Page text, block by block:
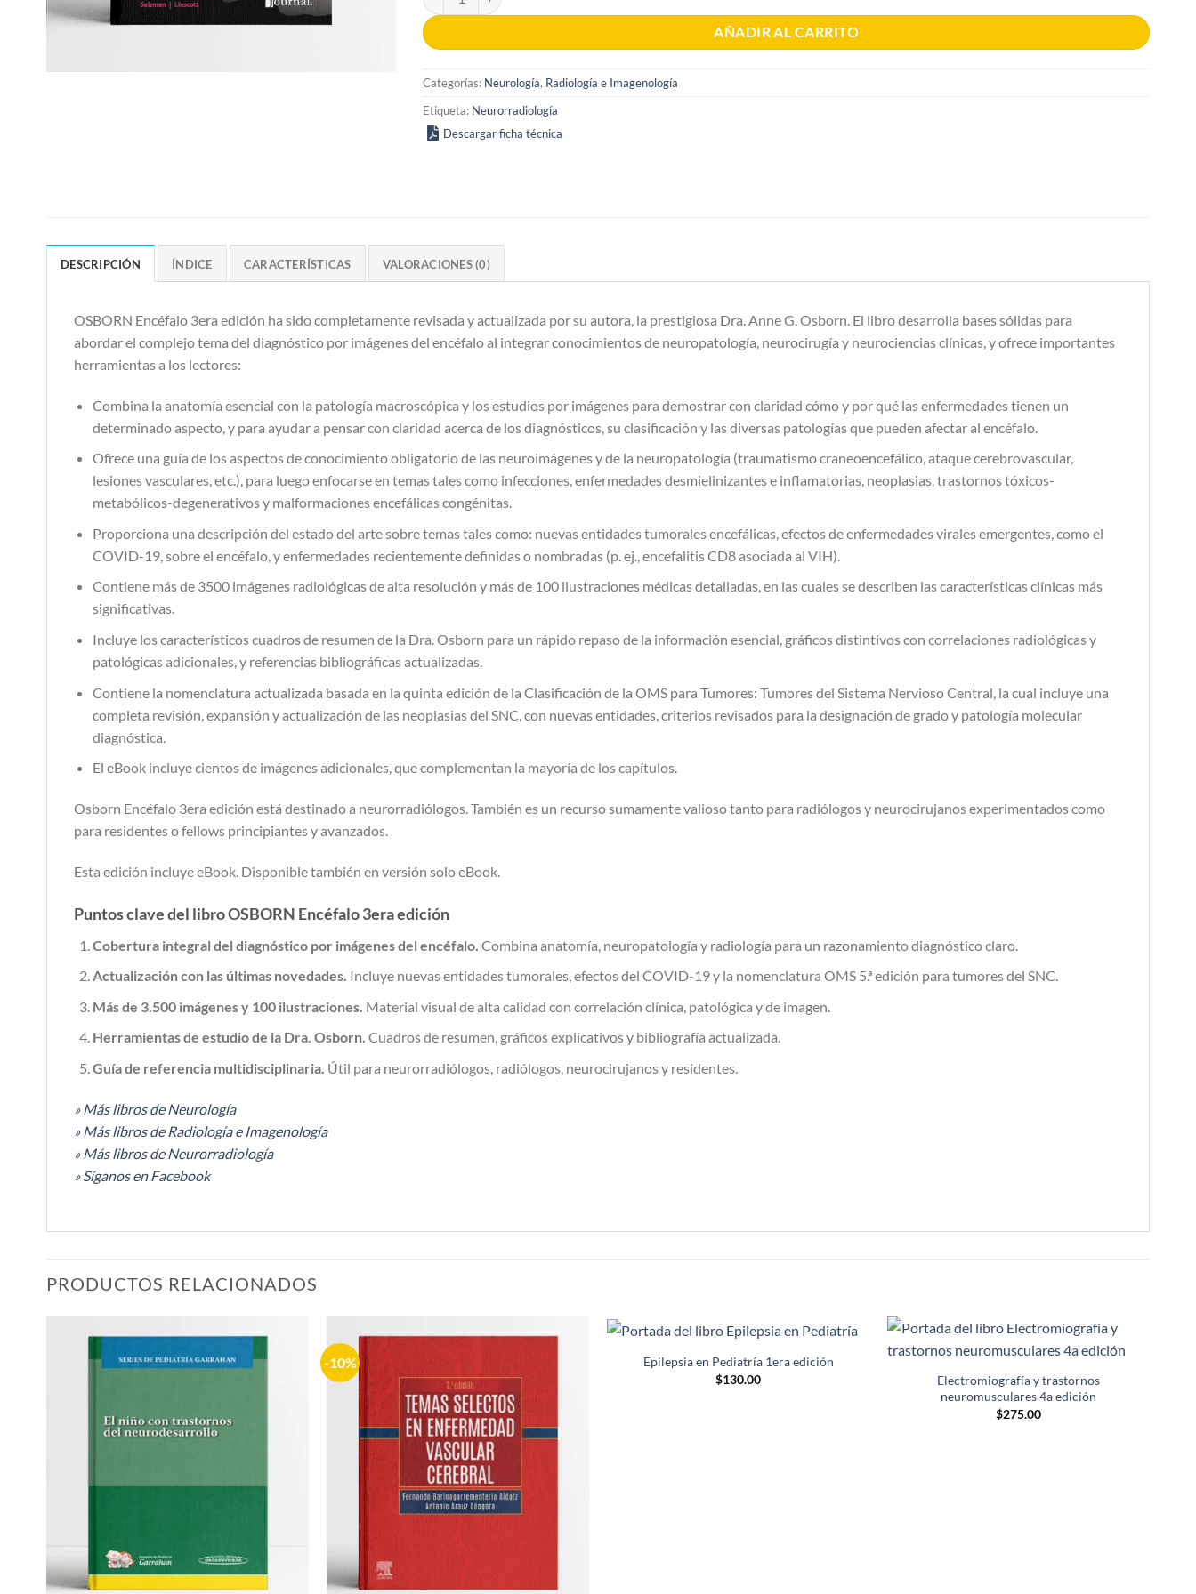
AÑADIR AL CARRITO
Categorías: Neurología, Radiología e Imagenología
Etiqueta: Neurorradiología
Descargar ficha técnica
DESCRIPCIÓN ÍNDICE CARACTERÍSTICAS VALORACIONES (0)
OSBORN Encéfalo 3era edición ha sido completamente revisada y actualizada por su autora, la prestigiosa Dra. Anne G. Osborn. El libro desarrolla bases sólidas para
abordar el complejo tema del diagnóstico por imágenes del encéfalo al integrar conocimientos de neuropatología, neurocirugía y neurociencias clínicas, y ofrece importantes
herramientas a los lectores:
Combina la anatomía esencial con la patología macroscópica y los estudios por imágenes para demostrar con claridad cómo y por qué las enfermedades tienen un
determinado aspecto, y para ayudar a pensar con claridad acerca de los diagnósticos, su clasificación y las diversas patologías que pueden afectar al encéfalo.
Ofrece una guía de los aspectos de conocimiento obligatorio de las neuroimágenes y de la neuropatología (traumatismo craneoencefálico, ataque cerebrovascular,
lesiones vasculares, etc.), para luego enfocarse en temas tales como infecciones, enfermedades desmielinizantes e inflamatorias, neoplasias, trastornos tóxicos-
metabólicos-degenerativos y malformaciones encefálicas congénitas.
Proporciona una descripción del estado del arte sobre temas tales como: nuevas entidades tumorales encefálicas, efectos de enfermedades virales emergentes, como el
COVID-19, sobre el encéfalo, y enfermedades recientemente definidas o nombradas (p. ej., encefalitis CD8 asociada al VIH).
Contiene más de 3500 imágenes radiológicas de alta resolución y más de 100 ilustraciones médicas detalladas, en las cuales se describen las características clínicas más
significativas.
Incluye los característicos cuadros de resumen de la Dra. Osborn para un rápido repaso de la información esencial, gráficos distintivos con correlaciones radiológicas y
patológicas adicionales, y referencias bibliográficas actualizadas.
Contiene la nomenclatura actualizada basada en la quinta edición de la Clasificación de la OMS para Tumores: Tumores del Sistema Nervioso Central, la cual incluye una
completa revisión, expansión y actualización de las neoplasias del SNC, con nuevas entidades, criterios revisados para la designación de grado y patología molecular
diagnóstica.
El eBook incluye cientos de imágenes adicionales, que complementan la mayoría de los capítulos.
Osborn Encéfalo 3era edición está destinado a neurorradiólogos. También es un recurso sumamente valioso tanto para radiólogos y neurocirujanos experimentados como
para residentes o fellows principiantes y avanzados.
Esta edición incluye eBook. Disponible también en versión solo eBook.
Puntos clave del libro OSBORN Encéfalo 3era edición
Cobertura integral del diagnóstico por imágenes del encéfalo. Combina anatomía, neuropatología y radiología para un razonamiento diagnóstico claro.
Actualización con las últimas novedades. Incluye nuevas entidades tumorales, efectos del COVID-19 y la nomenclatura OMS 5.ª edición para tumores del SNC.
Más de 3.500 imágenes y 100 ilustraciones. Material visual de alta calidad con correlación clínica, patológica y de imagen.
Herramientas de estudio de la Dra. Osborn. Cuadros de resumen, gráficos explicativos y bibliografía actualizada.
Guía de referencia multidisciplinaria. Útil para neurorradiólogos, radiólogos, neurocirujanos y residentes.
» Más libros de Neurología
» Más libros de Radiología e Imagenología
» Más libros de Neurorradiología
» Síganos en Facebook
PRODUCTOS RELACIONADOS
-10%
Añadir
Epilepsia en Pediatría 1era edición
$130.00
Electromiografía y trastornos
neuromusculares 4a edición
$275.00